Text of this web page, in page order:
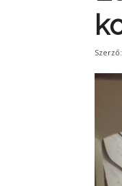
Szerző: